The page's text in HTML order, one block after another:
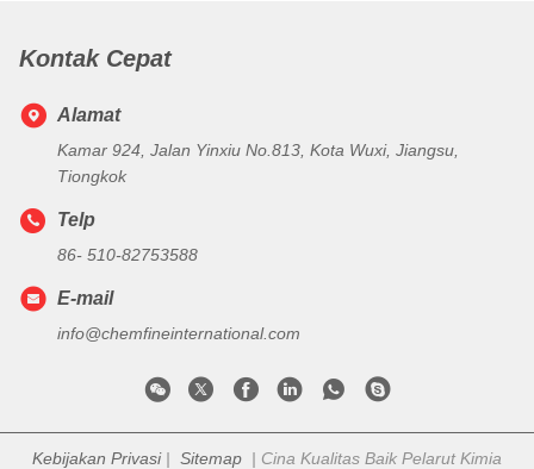
Kontak Cepat
Alamat
Kamar 924, Jalan Yinxiu No.813, Kota Wuxi, Jiangsu,
Tiongkok
Telp
86- 510-82753588
E-mail
info@chemfineinternational.com
Kebijakan Privasi| Sitemap | Cina Kualitas Baik Pelarut Kimia